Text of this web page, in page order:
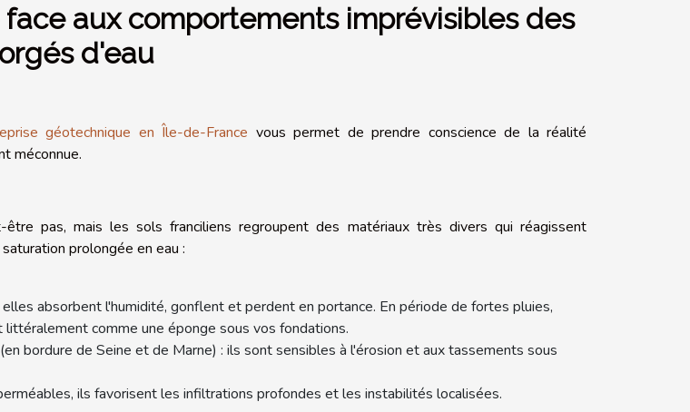
face aux comportements imprévisibles des
d'eau
géotechnique en Île-de-France vous permet de prendre conscience de la réalité
méconnue.
pas, mais les sols franciliens regroupent des matériaux très divers qui réagissent
prolongée en eau :
elles absorbent l'humidité, gonflent et perdent en portance. En période de fortes pluies,
comme une éponge sous vos fondations.
(en bordure de Seine et de Marne) : ils sont sensibles à l'érosion et aux tassements sous
ils favorisent les infiltrations profondes et les instabilités localisées.